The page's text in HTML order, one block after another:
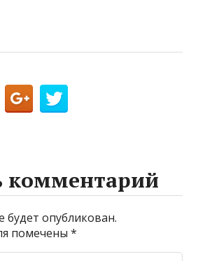
комментарий
будет опубликован.
помечены*